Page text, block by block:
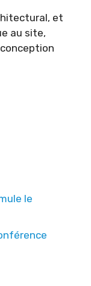
et
au site,
le